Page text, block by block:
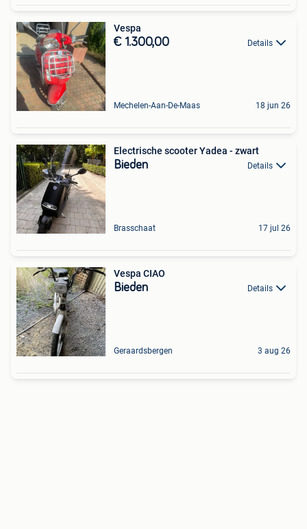
Vespa
€ 1.300,00 Details
Mechelen-Aan-De-Maas 18 jun 26
Electrische scooter Yadea - zwart
Bieden Details
Brasschaat 17 jul 26
Vespa CIAO
Bieden Details
Geraardsbergen 3 aug 26